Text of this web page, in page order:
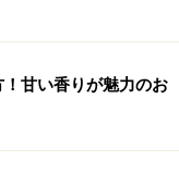
甘い香りが魅力のお